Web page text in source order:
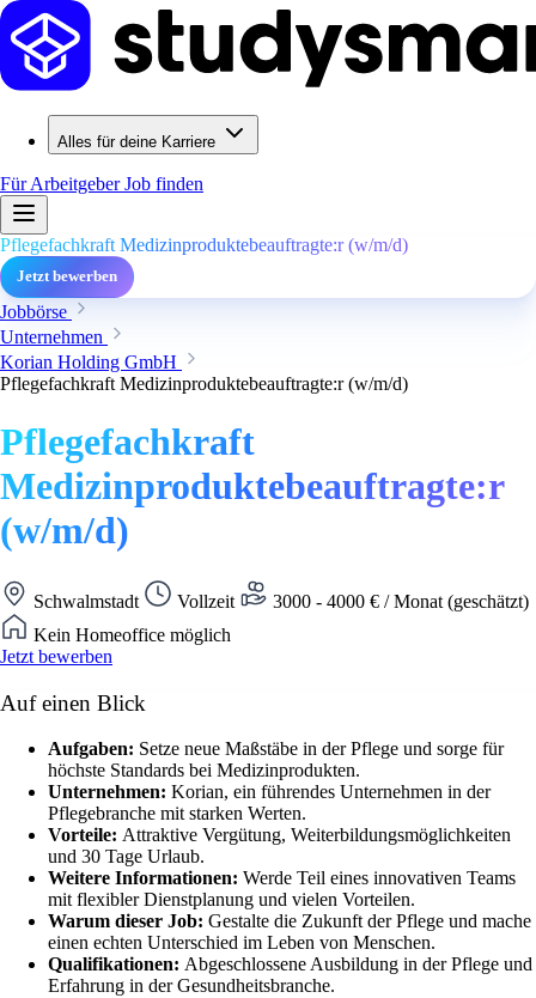
Alles für deine Karriere
Für ArbeitgeberJob finden
Pflegefachkraft Medizinproduktebeauftragte:r (w/m/d)
Jetzt bewerben
Jobbörse
Unternehmen
Korian Holding GmbH
Pflegefachkraft Medizinproduktebeauftragte:r (w/m/d)
Pflegefachkraft
Medizinproduktebeauftragte:r
(w/m/d)
Schwalmstadt Vollzeit
3000 - 4000 € / Monat (geschätzt)
Kein Homeoffice möglich
Jetzt bewerben
Auf einen Blick
Aufgaben: Setze neue Maßstäbe in der Pflege und sorge für
höchste Standards bei Medizinprodukten.
Unternehmen: Korian, ein führendes Unternehmen in der
Pflegebranche mit starken Werten.
Vorteile: Attraktive Vergütung, Weiterbildungsmöglichkeiten
und 30 Tage Urlaub.
Weitere Informationen: Werde Teil eines innovativen Teams
mit flexibler Dienstplanung und vielen Vorteilen.
Warum dieser Job: Gestalte die Zukunft der Pflege und mache
einen echten Unterschied im Leben von Menschen.
Qualifikationen: Abgeschlossene Ausbildung in der Pflege und
Erfahrung in der Gesundheitsbranche.